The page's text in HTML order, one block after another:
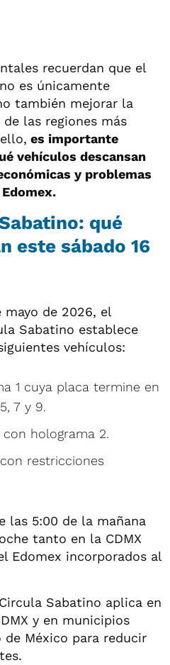
recuerdan que el
es únicamente
también mejorar la
las regiones más
es importante
vehículos descansan
y problemas
qué
este sábado 16
mayo de 2026, el
Sabatino establece
vehículos:
1 cuya placa termine en
7 y 9.
holograma 2.
restricciones
las 5:00 de la mañana
tanto en la CDMX
Edomex incorporados al